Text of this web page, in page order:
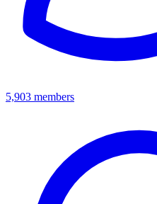
5,903 members